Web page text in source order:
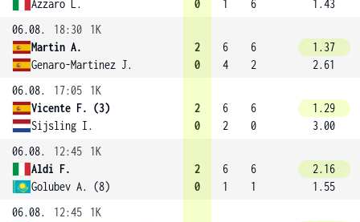
Azzaro L. 0 1 6
1.43
06.08.
18:30
1K
Martin A.
Genaro-Martinez J.
2
0
6
4
6
2
1.37
2.61
06.08.
17:05
1K
Vicente F. (3)
Sijsling I.
2
0
6
2
6
0
1.29
3.00
06.08.
12:45
1K
Aldi F.
Golubev A. (8)
2
0
6
1
6
1
2.16
1.55
06.08.
12:45
1K